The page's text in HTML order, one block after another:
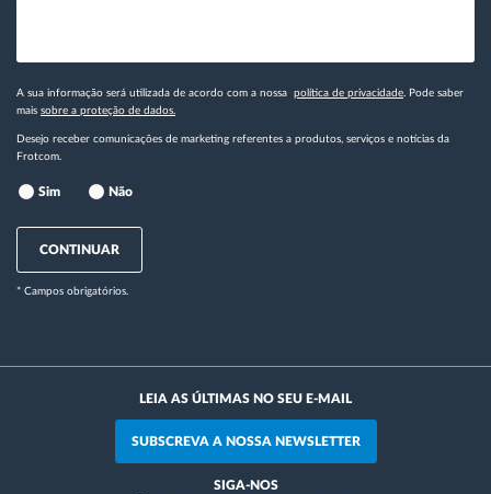
A sua informação será utilizada de acordo com a nossa política de privacidade. Pode saber
mais sobre a proteção de dados.
Desejo receber comunicações de marketing referentes a produtos, serviços e notícias da
Frotcom.
Sim Não
CONTINUAR
* Campos obrigatórios.
LEIA AS ÚLTIMAS NO SEU E-MAIL
SUBSCREVA A NOSSA NEWSLETTER
SIGA-NOS